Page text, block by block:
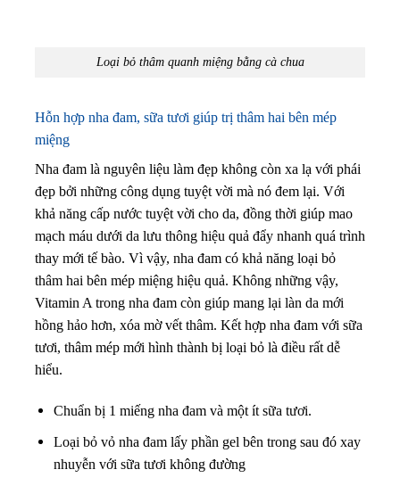
Loại bỏ thâm quanh miệng bằng cà chua
Hỗn hợp nha đam, sữa tươi giúp trị thâm hai bên mép
miệng
Nha đam là nguyên liệu làm đẹp không còn xa lạ với phái
đẹp bởi những công dụng tuyệt vời mà nó đem lại. Với
khả năng cấp nước tuyệt vời cho da, đồng thời giúp mao
mạch máu dưới da lưu thông hiệu quả đẩy nhanh quá trình
thay mới tế bào. Vì vậy, nha đam có khả năng loại bỏ
thâm hai bên mép miệng hiệu quả. Không những vậy,
Vitamin A trong nha đam còn giúp mang lại làn da mới
hồng hảo hơn, xóa mờ vết thâm. Kết hợp nha đam với sữa
tươi, thâm mép mới hình thành bị loại bỏ là điều rất dễ
hiểu.
Chuẩn bị 1 miếng nha đam và một ít sữa tươi.
Loại bỏ vỏ nha đam lấy phần gel bên trong sau đó xay
nhuyễn với sữa tươi không đường